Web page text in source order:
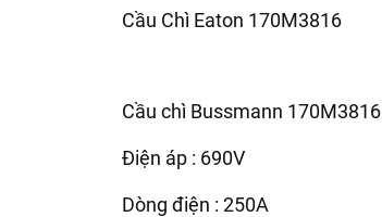
Cầu Chì Eaton 170M3816
Cầu chì Bussmann 170M3816
Điện áp : 690V
Dòng điện : 250A